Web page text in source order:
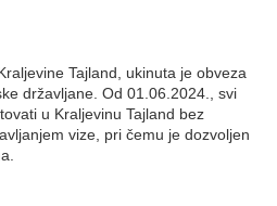
Tajland, ukinuta je obveza
državljane. Od 01.06.2024., svi
u Kraljevinu Tajland bez
vize, pri čemu je dozvoljen